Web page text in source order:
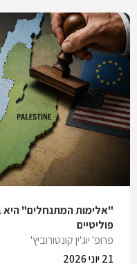
"אלימות המתנחלים" היא
פוליטיים
פרופ' יוג'ין קונטורוביץ'
21 יוני 2026